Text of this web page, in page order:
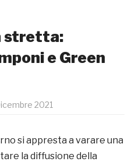
stretta:
e Green
2021
si appresta a varare una
la diffusione della